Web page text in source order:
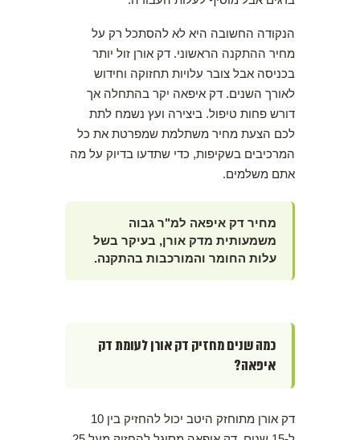
הנקודה החשובה היא לא להסתכל רק על
מחיר ההתקנה הראשוני. דק אורן זול יותר
בכניסה אבל צובר עלויות תחזוקה וחידוש
לאורך השנים. דק איפאה יקר בהתחלה אך
דורש פחות טיפול. ביצירה ועץ נשמח לתת
לכם הצעת מחיר משתלמת שמפרטת את כל
המרכיבים בשקיפות, כדי שתדעו בדיוק על מה
אתם משלמים.
מחיר דק איפאה למ"ר גבוה
משמעותית מדק אורן, בעיקר בשל
עלות החומר והמורכבות בהתקנה.
כמה שנים מחזיק דק אורן לעומת דק
איפאה?
דק אורן מתוחזק היטב יכול להחזיק בין 10